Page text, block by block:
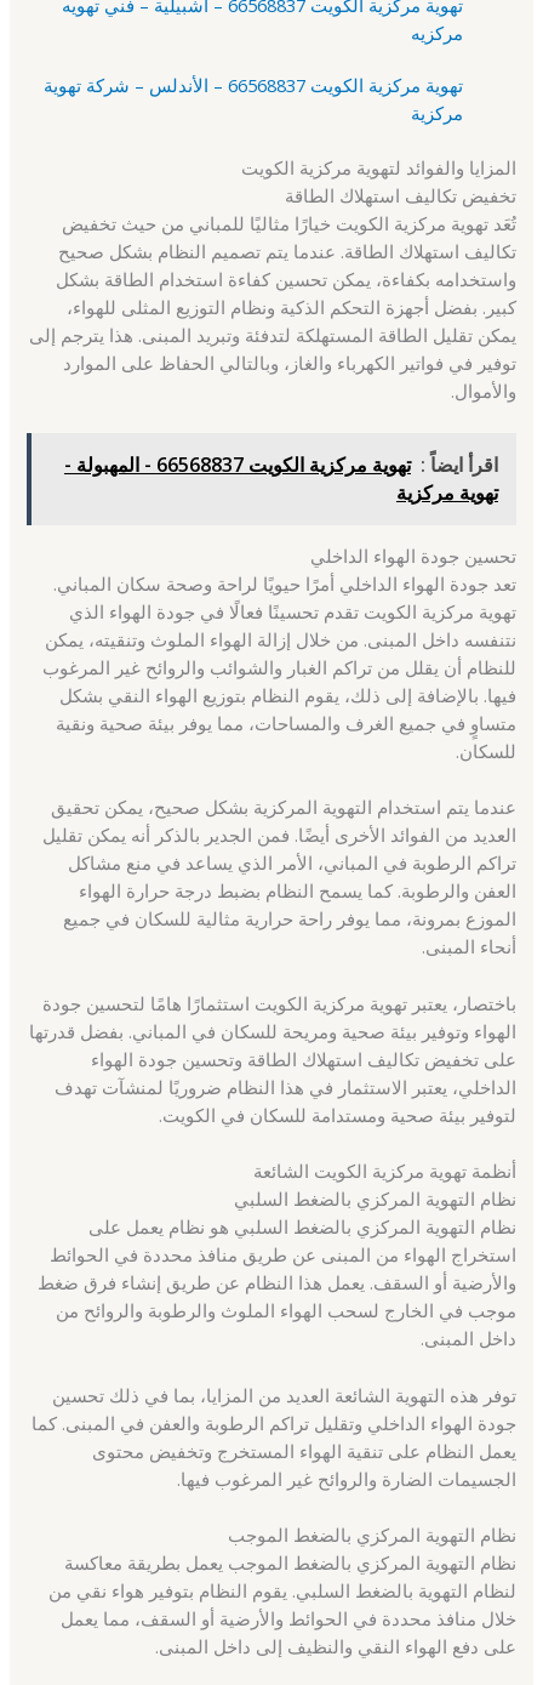
تهوية مركزية الكويت 66568837 – اشبيلية – فني تهويه
مركزيه
تهوية مركزية الكويت 66568837 – الأندلس – شركة تهوية
مركزية
المزايا والفوائد لتهوية مركزية الكويت
تخفيض تكاليف استهلاك الطاقة
تُعَد تهوية مركزية الكويت خيارًا مثاليًا للمباني من حيث تخفيض
تكاليف استهلاك الطاقة. عندما يتم تصميم النظام بشكل صحيح
واستخدامه بكفاءة، يمكن تحسين كفاءة استخدام الطاقة بشكل
كبير. بفضل أجهزة التحكم الذكية ونظام التوزيع المثلى للهواء،
يمكن تقليل الطاقة المستهلكة لتدفئة وتبريد المبنى. هذا يترجم إلى
توفير في فواتير الكهرباء والغاز، وبالتالي الحفاظ على الموارد
والأموال.
اقرأ ايضاً :
تهوية مركزية الكويت 66568837 - المهبولة -
تهوية مركزية
تحسين جودة الهواء الداخلي
تعد جودة الهواء الداخلي أمرًا حيويًا لراحة وصحة سكان المباني.
تهوية مركزية الكويت تقدم تحسينًا فعالًا في جودة الهواء الذي
نتنفسه داخل المبنى. من خلال إزالة الهواء الملوث وتنقيته، يمكن
للنظام أن يقلل من تراكم الغبار والشوائب والروائح غير المرغوب
فيها. بالإضافة إلى ذلك، يقوم النظام بتوزيع الهواء النقي بشكل
متساوٍ في جميع الغرف والمساحات، مما يوفر بيئة صحية ونقية
للسكان.
عندما يتم استخدام التهوية المركزية بشكل صحيح، يمكن تحقيق
العديد من الفوائد الأخرى أيضًا. فمن الجدير بالذكر أنه يمكن تقليل
تراكم الرطوبة في المباني، الأمر الذي يساعد في منع مشاكل
العفن والرطوبة. كما يسمح النظام بضبط درجة حرارة الهواء
الموزع بمرونة، مما يوفر راحة حرارية مثالية للسكان في جميع
أنحاء المبنى.
باختصار، يعتبر تهوية مركزية الكويت استثمارًا هامًا لتحسين جودة
الهواء وتوفير بيئة صحية ومريحة للسكان في المباني. بفضل قدرتها
على تخفيض تكاليف استهلاك الطاقة وتحسين جودة الهواء
الداخلي، يعتبر الاستثمار في هذا النظام ضروريًا لمنشآت تهدف
لتوفير بيئة صحية ومستدامة للسكان في الكويت.
أنظمة تهوية مركزية الكويت الشائعة
نظام التهوية المركزي بالضغط السلبي
نظام التهوية المركزي بالضغط السلبي هو نظام يعمل على
استخراج الهواء من المبنى عن طريق منافذ محددة في الحوائط
والأرضية أو السقف. يعمل هذا النظام عن طريق إنشاء فرق ضغط
موجب في الخارج لسحب الهواء الملوث والرطوبة والروائح من
داخل المبنى.
توفر هذه التهوية الشائعة العديد من المزايا، بما في ذلك تحسين
جودة الهواء الداخلي وتقليل تراكم الرطوبة والعفن في المبنى. كما
يعمل النظام على تنقية الهواء المستخرج وتخفيض محتوى
الجسيمات الضارة والروائح غير المرغوب فيها.
نظام التهوية المركزي بالضغط الموجب
نظام التهوية المركزي بالضغط الموجب يعمل بطريقة معاكسة
لنظام التهوية بالضغط السلبي. يقوم النظام بتوفير هواء نقي من
خلال منافذ محددة في الحوائط والأرضية أو السقف، مما يعمل
على دفع الهواء النقي والنظيف إلى داخل المبنى.